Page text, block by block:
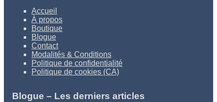
Accueil
À propos
Boutique
Blogue
Contact
Modalités & Conditions
Politique de confidentialité
Politique de cookies (CA)
Blogue – Les derniers articles